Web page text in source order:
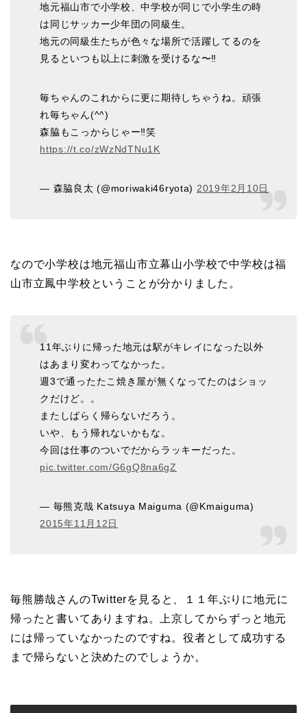
地元福山市で小学校、中学校が同じで小学生の時
は同じサッカー少年団の同級生。
地元の同級生たちが色々な場所で活躍してるのを
見るといつも以上に刺激を受けるな〜‼︎
毎ちゃんのこれからに更に期待しちゃうね。頑張
れ毎ちゃん(^^)
森脇もこっからじゃー‼︎笑
https://t.co/zWzNdTNu1K
— 森脇良太 (@moriwaki46ryota) 2019年2月10日
なので小学校は地元福山市立幕山小学校で中学校は福
山市立鳳中学校ということが分かりました。
11年ぶりに帰った地元は駅がキレイになった以外
はあまり変わってなかった。
週3で通ったたこ焼き屋が無くなってたのはショッ
クだけど。。
またしばらく帰らないだろう。
いや、もう帰れないかもな。
今回は仕事のついでだからラッキーだった。
pic.twitter.com/G6gQ8na6gZ
— 毎熊克哉 Katsuya Maiguma (@Kmaiguma)
2015年11月12日
毎熊勝哉さんのTwitterを見ると、１１年ぶりに地元に
帰ったと書いてありますね。上京してからずっと地元
には帰っていなかったのですね。役者として成功する
まで帰らないと決めたのでしょうか。